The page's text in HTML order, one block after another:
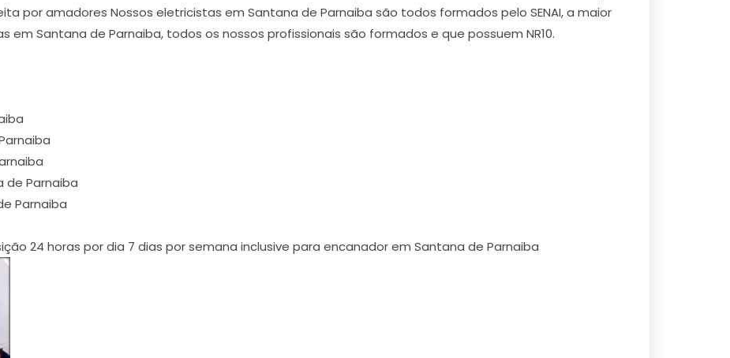
por amadores Nossos eletricistas em Santana de Parnaiba são todos formados pelo SENAI, a maior
em Santana de Parnaiba, todos os nossos profissionais são formados e que possuem NR10.
de Parnaiba
Parnaiba
24 horas por dia 7 dias por semana inclusive para encanador em Santana de Parnaiba